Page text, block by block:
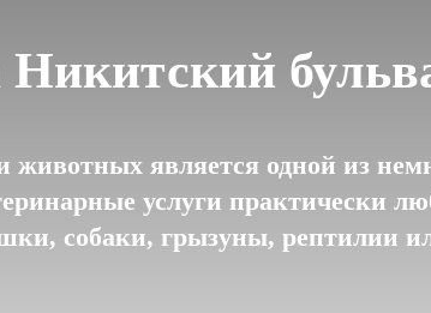
является одной из
услуги практически
собаки, грызуны, рептилии